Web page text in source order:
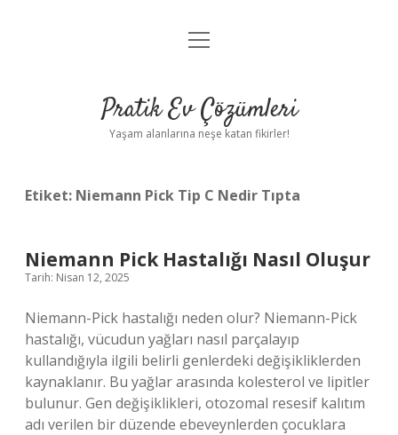
Anasayfa
Yasal Uyarı
menüyü
Pratik Ev Çözümleri
Yaşam alanlarına neşe katan fikirler!
Etiket: Niemann Pick Tip C Nedir Tıpta
Niemann Pick Hastalığı Nasıl Oluşur
Tarih: Nisan 12, 2025
Niemann-Pick hastalığı neden olur? Niemann-Pick
hastalığı, vücudun yağları nasıl parçalayıp
kullandığıyla ilgili belirli genlerdeki değişikliklerden
kaynaklanır. Bu yağlar arasında kolesterol ve lipitler
bulunur. Gen değişiklikleri, otozomal resesif kalıtım
adı verilen bir düzende ebeveynlerden çocuklara